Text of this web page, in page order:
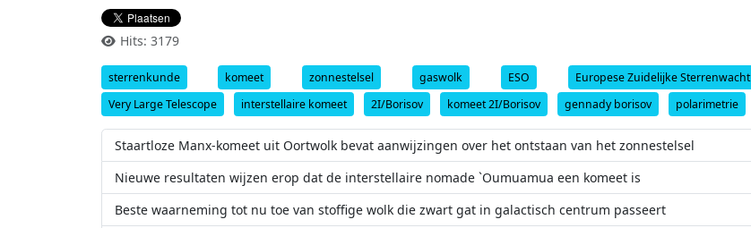
Hits: 3179
sterrenkunde komeet zonnestelsel gaswolk ESO
Europese Zuidelijke Sterrenwacht
Very Large Telescope
interstellaire komeet 2I/Borisov komeet 2I/Borisov gennady borisov polarimetrie
Staartloze Manx-komeet uit Oortwolk bevat aanwijzingen over het ontstaan van het zonnestelsel
Nieuwe resultaten wijzen erop dat de interstellaire nomade `Oumuamua een komeet is
Beste waarneming tot nu toe van stoffige wolk die zwart gat in galactisch centrum passeert